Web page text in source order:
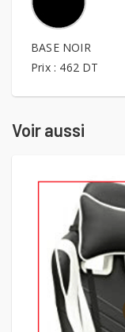
BASE NOIR
Prix : 462 DT
Voir aussi